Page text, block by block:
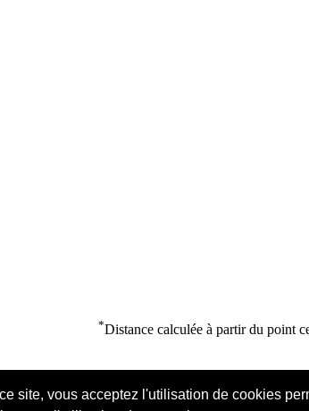
site, vous acceptez l'utilisation de cookies
*Distance calculée à partir du point